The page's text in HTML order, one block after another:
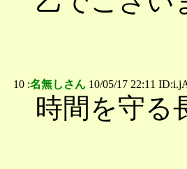
10 :名無しさん 10/05/17 22:11
時間を守る